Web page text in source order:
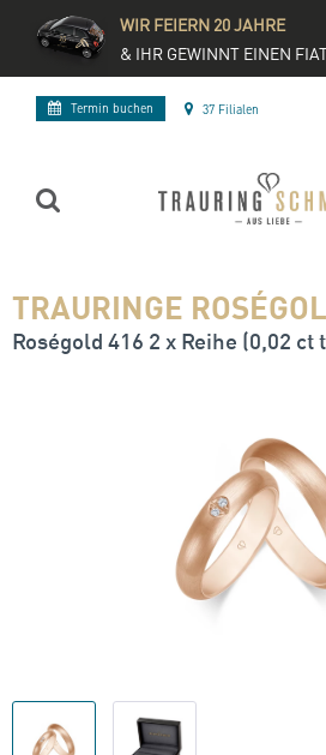
WIR FEIERN 20 JAHRE
& IHR GEWINNT EINEN
Termin buchen 37 Filialen
TRAURINGE
Roségold 416 2 x Reihe (0,02 ct